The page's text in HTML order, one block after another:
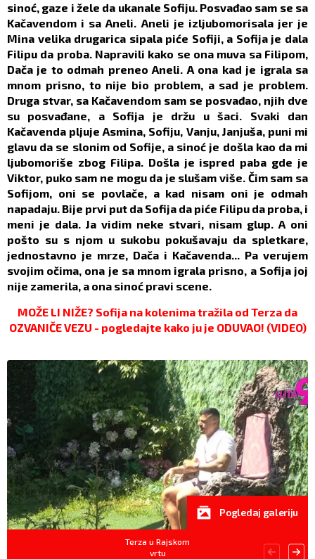
sinoć, gaze i žele da ukanale Sofiju. Posvađao sam se sa
Kačavendom i sa Aneli. Aneli je izljubomorisala jer je
Mina velika drugarica sipala piće Sofiji, a Sofija je dala
Filipu da proba. Napravili kako se ona muva sa Filipom,
Dača je to odmah preneo Aneli. A ona kad je igrala sa
mnom prisno, to nije bio problem, a sad je problem.
Druga stvar, sa Kačavendom sam se posvađao, njih dve
su posvađane, a Sofija je držu u šaci. Svaki dan
Kačavenda pljuje Asmina, Sofiju, Vanju, Janjuša, puni mi
glavu da se slonim od Sofije, a sinoć je došla kao da mi
ljubomoriše zbog Filipa. Došla je ispred paba gde je
Viktor, puko sam ne mogu da je slušam više. Čim sam sa
Sofijom, oni se povlače, a kad nisam oni je odmah
napadaju. Bije prvi put da Sofija da piće Filipu da proba, i
meni je dala. Ja vidim neke stvari, nisam glup. A oni
pošto su s njom u sukobu pokušavaju da spletkare,
jednostavno je mrze, Dača i Kačavenda... Pa verujem
svojim očima, ona je sa mnom igrala prisno, a Sofija joj
nije zamerila, a ona sinoć pravi scene.
MOŽE LI NIŽE? Sofija na kolenima tražila od Terza da
OZVANIČE VEZU - pogledajte kako ju je ODUVAO! (VIDEO)
Terza u Rajskom
vrtu
Pogledaj galeriju